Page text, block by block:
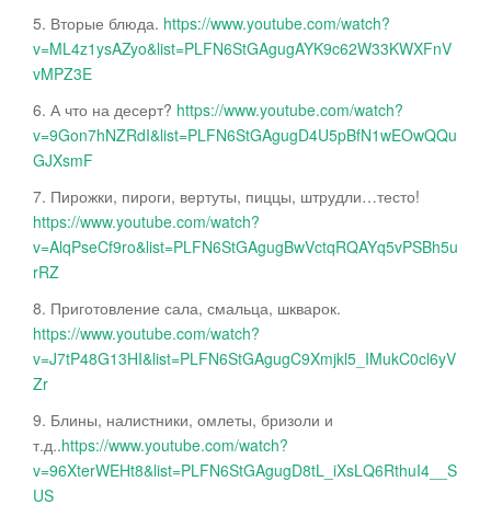
5. Вторые блюда. https://www.youtube.com/watch?
v=ML4z1ysAZyo&list=PLFN6StGAgugAYK9c62W33KWXFnV
vMPZ3E
6. А что на десерт? https://www.youtube.com/watch?
v=9Gon7hNZRdI&list=PLFN6StGAgugD4U5pBfN1wEOwQQu
GJXsmF
7. Пирожки, пироги, вертуты, пиццы, штрудли…тесто!
https://www.youtube.com/watch?
v=AlqPseCf9ro&list=PLFN6StGAgugBwVctqRQAYq5vPSBh5u
rRZ
8. Приготовление сала, смальца, шкварок.
https://www.youtube.com/watch?
v=J7tP48G13HI&list=PLFN6StGAgugC9Xmjkl5_IMukC0cl6yV
Zr
9. Блины, налистники, омлеты, бризоли и
т.д..https://www.youtube.com/watch?
v=96XterWEHt8&list=PLFN6StGAgugD8tL_iXsLQ6RthuI4__S
US